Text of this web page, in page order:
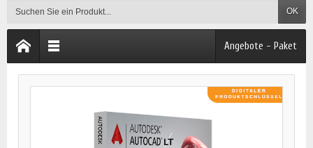
OK
Angebote - Paket